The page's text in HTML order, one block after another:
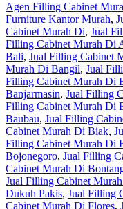
Agen Filling Cabinet
Furniture Kantor Murah,
Cabinet Murah Di, Jual
Filling Cabinet Murah Di
Bali, Jual Filling Cabinet
Murah Di Bangil, Jual
Filling Cabinet Murah Di
Banjarmasin, Jual Filling
Filling Cabinet Murah Di
Baubau, Jual Filling
Cabinet Murah Di Biak,
Filling Cabinet Murah Di
Bojonegoro, Jual Filling
Cabinet Murah Di
Jual Filling Cabinet
Dukuh Pakis, Jual Filling
Cabinet Murah Di Flores,